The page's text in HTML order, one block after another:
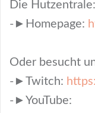
Die Hutzentrale:
-►Homepage:
Oder besucht
-►Twitch:
-►YouTube: